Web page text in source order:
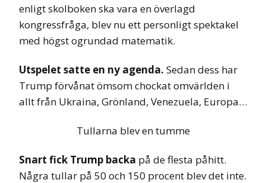
enligt skolboken ska vara en överlagd
kongressfråga, blev nu ett personligt spektakel
med högst ogrundad matematik.
Utspelet satte en ny agenda. Sedan dess har
Trump förvånat ömsom chockat omvärlden i
allt från Ukraina, Grönland, Venezuela, Europa…
Tullarna blev en tumme
Snart fick Trump backa på de flesta påhitt.
Några tullar på 50 och 150 procent blev det inte.